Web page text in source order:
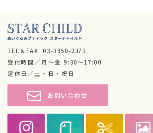
TEL＆FAX. 03-3950-2371
受付時間／月～金 9:30～17:00
定休日／土・日・祝日
お問い合わせ